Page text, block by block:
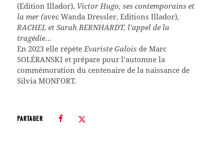
(Edition Illador), Victor Hugo, ses contemporains et
la mer (avec Wanda Dressler, Editions Illador),
RACHEL et Sarah BERNHARDT, l’appel de la
tragédie…
En 2023 elle répèteEvariste Galois de Marc
SOLÉRANSKI et prépare pour l’automne la
commémoration du centenaire de la naissance de
Silvia MONFORT.
PARTAGER